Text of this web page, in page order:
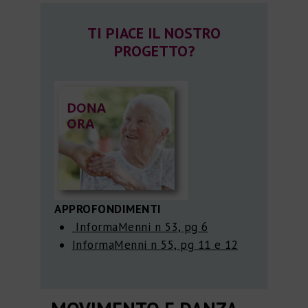
TI PIACE IL NOSTRO
PROGETTO?
APPROFONDIMENTI
InformaMenni n 53, pg 6
InformaMenni n 55, pg 11 e 12